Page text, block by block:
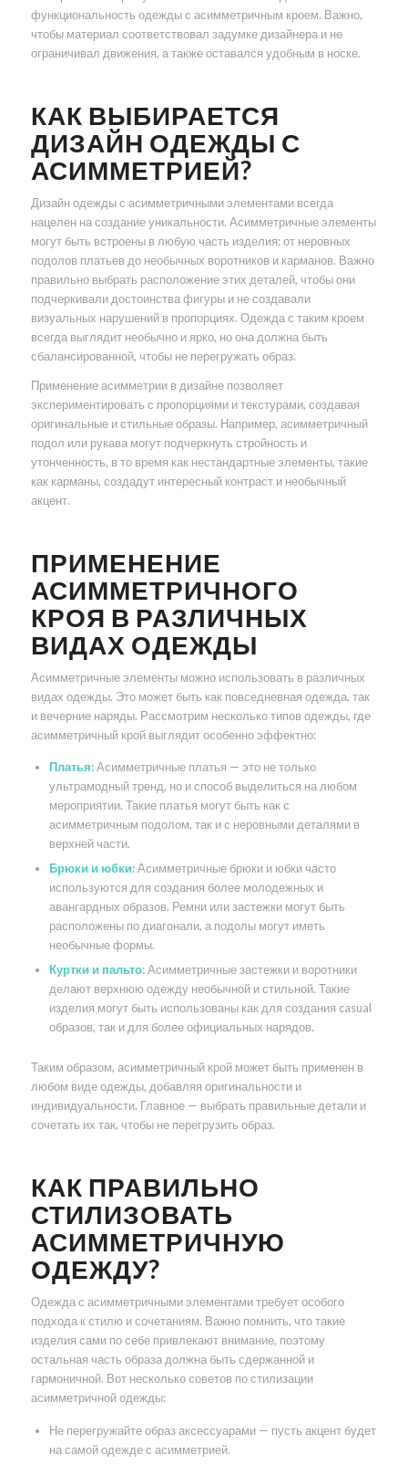
функциональность одежды с асимметричным кроем. Важно,
чтобы материал соответствовал задумке дизайнера и не
ограничивал движения, а также оставался удобным в носке.
КАК ВЫБИРАЕТСЯ
ДИЗАЙН ОДЕЖДЫ С
АСИММЕТРИЕЙ?
Дизайн одежды с асимметричными элементами всегда
нацелен на создание уникальности. Асимметричные элементы
могут быть встроены в любую часть изделия: от неровных
подолов платьев до необычных воротников и карманов. Важно
правильно выбрать расположение этих деталей, чтобы они
подчеркивали достоинства фигуры и не создавали
визуальных нарушений в пропорциях. Одежда с таким кроем
всегда выглядит необычно и ярко, но она должна быть
сбалансированной, чтобы не перегружать образ.
Применение асимметрии в дизайне позволяет
экспериментировать с пропорциями и текстурами, создавая
оригинальные и стильные образы. Например, асимметричный
подол или рукава могут подчеркнуть стройность и
утонченность, в то время как нестандартные элементы, такие
как карманы, создадут интересный контраст и необычный
акцент.
ПРИМЕНЕНИЕ
АСИММЕТРИЧНОГО
КРОЯ В РАЗЛИЧНЫХ
ВИДАХ ОДЕЖДЫ
Асимметричные элементы можно использовать в различных
видах одежды. Это может быть как повседневная одежда, так
и вечерние наряды. Рассмотрим несколько типов одежды, где
асимметричный крой выглядит особенно эффектно:
Платья:Асимметричные платья — это не только
ультрамодный тренд, но и способ выделиться на любом
мероприятии. Такие платья могут быть как с
асимметричным подолом, так и с неровными деталями в
верхней части.
Брюки и юбки:Асимметричные брюки и юбки часто
используются для создания более молодежных и
авангардных образов. Ремни или застежки могут быть
расположены по диагонали, а подолы могут иметь
необычные формы.
Куртки и пальто:Асимметричные застежки и воротники
делают верхнюю одежду необычной и стильной. Такие
изделия могут быть использованы как для создания casual
образов, так и для более официальных нарядов.
Таким образом, асимметричный крой может быть применен в
любом виде одежды, добавляя оригинальности и
индивидуальности. Главное — выбрать правильные детали и
сочетать их так, чтобы не перегрузить образ.
КАК ПРАВИЛЬНО
СТИЛИЗОВАТЬ
АСИММЕТРИЧНУЮ
ОДЕЖДУ?
Одежда с асимметричными элементами требует особого
подхода к стилю и сочетаниям. Важно помнить, что такие
изделия сами по себе привлекают внимание, поэтому
остальная часть образа должна быть сдержанной и
гармоничной. Вот несколько советов по стилизации
асимметричной одежды:
Не перегружайте образ аксессуарами — пусть акцент будет
на самой одежде с асимметрией.